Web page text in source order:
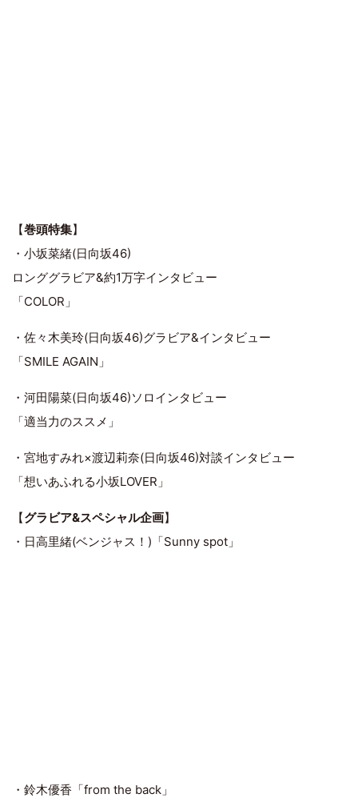
【巻頭特集】
・小坂菜緒(日向坂46)
ロンググラビア&約1万字インタビュー
「COLOR」
・佐々木美玲(日向坂46)グラビア&インタビュー
「SMILE AGAIN」
・河田陽菜(日向坂46)ソロインタビュー
「適当力のススメ」
・宮地すみれ×渡辺莉奈(日向坂46)対談インタビュー
「想いあふれる小坂LOVER」
【グラビア&スペシャル企画】
・日高里緒(ベンジャス！)「Sunny spot」
・鈴木優香「from the back」